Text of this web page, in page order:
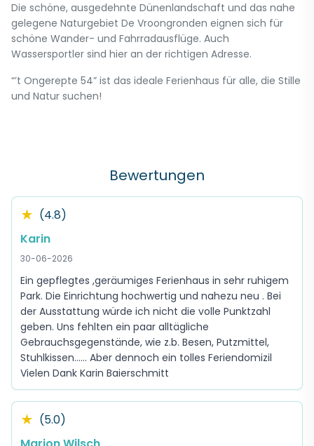
Die schöne, ausgedehnte Dünenlandschaft und das nahe
gelegene Naturgebiet De Vroongronden eignen sich für
schöne Wander- und Fahrradausflüge. Auch
Wassersportler sind hier an der richtigen Adresse.
“’t Ongerepte 54” ist das ideale Ferienhaus für alle, die Stille
und Natur suchen!
Bewertungen
★ (4.8)
Karin
30-06-2026
Ein gepflegtes ,geräumiges Ferienhaus in sehr ruhigem
Park. Die Einrichtung hochwertig und nahezu neu . Bei
der Ausstattung würde ich nicht die volle Punktzahl
geben. Uns fehlten ein paar alltägliche
Gebrauchsgegenstände, wie z.b. Besen, Putzmittel,
Stuhlkissen...... Aber dennoch ein tolles Feriendomizil
Vielen Dank Karin Baierschmitt
★ (5.0)